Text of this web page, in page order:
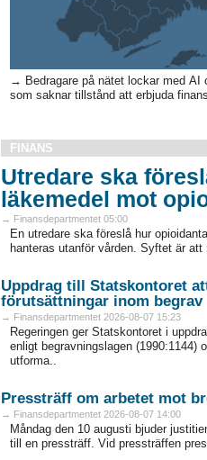
→ Bedragare på nätet lockar med AI
som saknar tillstånd att erbjuda
FINANS
Utredare ska
läkemedel mot
→ Finansdepartmentet 05:00
En utredare ska föreslå hur
hanteras utanför vården. Syftet är att
Uppdrag till Statskontoret
förutsättningar inom begrav
→ Finansdepartmentet 2026-08-07 15:23
Regeringen ger Statskontoret i
enligt begravningslagen (1990:1144)
utforma..
Pressträff om arbetet mot
→ Finansdepartmentet 2026-08-07 14:00
Måndag den 10 augusti bjuder
till en pressträff. Vid pressträffen